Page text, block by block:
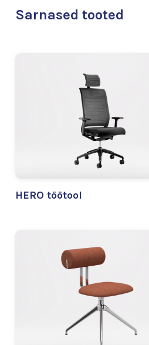
Sarnased tooted
HERO töötool